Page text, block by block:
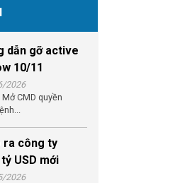
dẫn gỡ active
10/11
2026
CMD quyền
ra công ty
USD mới
2026